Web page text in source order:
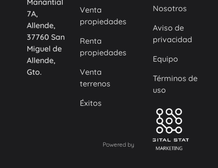
7A,
Allende,
37760 San
Miguel de
Allende,
Gto.
Venta
propiedades
Renta
propiedades
Venta
terrenos
Éxitos
Powered by
Nosotros
Aviso de
privacidad
Equipo
Términos de
uso